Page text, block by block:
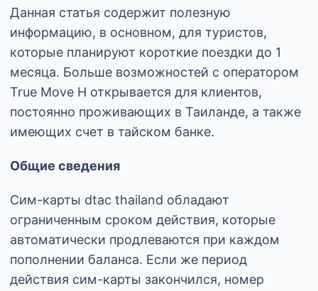
Данная статья содержит полезную
информацию, в основном, для туристов,
которые планируют короткие поездки до 1
месяца. Больше возможностей с оператором
True Move H открывается для клиентов,
постоянно проживающих в Таиланде, а также
имеющих счет в тайском банке.
Общие сведения
Сим-карты dtac thailand обладают
ограниченным сроком действия, которые
автоматически продлеваются при каждом
пополнении баланса. Если же период
действия сим-карты закончился, номер